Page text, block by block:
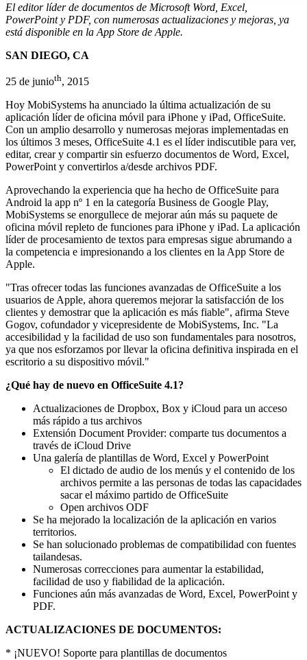
El editor líder de documentos de Microsoft Word, Excel,
PowerPoint y PDF, con numerosas actualizaciones y mejoras, ya
está disponible en la App Store de Apple.
SAN DIEGO, CA
25 de junioth, 2015
Hoy MobiSystems ha anunciado la última actualización de su
aplicación líder de oficina móvil para iPhone y iPad, OfficeSuite.
Con un amplio desarrollo y numerosas mejoras implementadas en
los últimos 3 meses, OfficeSuite 4.1 es el líder indiscutible para ver,
editar, crear y compartir sin esfuerzo documentos de Word, Excel,
PowerPoint y convertirlos a/desde archivos PDF.
Aprovechando la experiencia que ha hecho de OfficeSuite para
Android la app nº 1 en la categoría Business de Google Play,
MobiSystems se enorgullece de mejorar aún más su paquete de
oficina móvil repleto de funciones para iPhone y iPad. La aplicación
líder de procesamiento de textos para empresas sigue abrumando a
la competencia e impresionando a los clientes en la App Store de
Apple.
"Tras ofrecer todas las funciones avanzadas de OfficeSuite a los
usuarios de Apple, ahora queremos mejorar la satisfacción de los
clientes y demostrar que la aplicación es más fiable", afirma Steve
Gogov, cofundador y vicepresidente de MobiSystems, Inc. "La
accesibilidad y la facilidad de uso son fundamentales para nosotros,
ya que nos esforzamos por llevar la oficina definitiva inspirada en el
escritorio a su dispositivo móvil."
¿Qué hay de nuevo en OfficeSuite 4.1?
Actualizaciones de Dropbox, Box y iCloud para un acceso
más rápido a tus archivos
Extensión Document Provider: comparte tus documentos a
través de iCloud Drive
Una galería de plantillas de Word, Excel y PowerPoint
El dictado de audio de los menús y el contenido de los
archivos permite a las personas de todas las capacidades
sacar el máximo partido de OfficeSuite
Оpen archivos ODF
Se ha mejorado la localización de la aplicación en varios
territorios.
Se han solucionado problemas de compatibilidad con fuentes
tailandesas.
Numerosas correcciones para aumentar la estabilidad,
facilidad de uso y fiabilidad de la aplicación.
Funciones aún más avanzadas de Word, Excel, PowerPoint y
PDF.
ACTUALIZACIONES DE DOCUMENTOS:
* ¡NUEVO! Soporte para plantillas de documentos